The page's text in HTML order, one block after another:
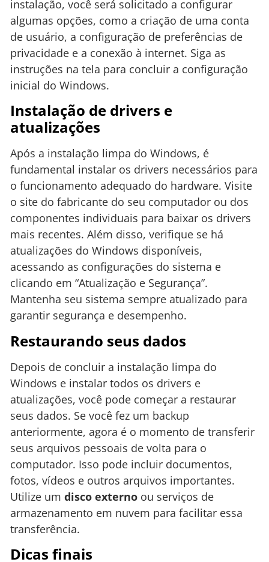
instalação, você será solicitado a configurar
algumas opções, como a criação de uma conta
de usuário, a configuração de preferências de
privacidade e a conexão à internet. Siga as
instruções na tela para concluir a configuração
inicial do Windows.
Instalação de drivers e
atualizações
Após a instalação limpa do Windows, é
fundamental instalar os drivers necessários para
o funcionamento adequado do hardware. Visite
o site do fabricante do seu computador ou dos
componentes individuais para baixar os drivers
mais recentes. Além disso, verifique se há
atualizações do Windows disponíveis,
acessando as configurações do sistema e
clicando em “Atualização e Segurança”.
Mantenha seu sistema sempre atualizado para
garantir segurança e desempenho.
Restaurando seus dados
Depois de concluir a instalação limpa do
Windows e instalar todos os drivers e
atualizações, você pode começar a restaurar
seus dados. Se você fez um backup
anteriormente, agora é o momento de transferir
seus arquivos pessoais de volta para o
computador. Isso pode incluir documentos,
fotos, vídeos e outros arquivos importantes.
Utilize um disco externo ou serviços de
armazenamento em nuvem para facilitar essa
transferência.
Dicas finais